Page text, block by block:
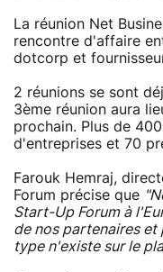
La réunion Net
rencontre d'affaire
dotcorp et
2 réunions se sont
3ème réunion aura
prochain. Plus de
d'entreprises et 70
Farouk Hemraj,
Forum précise que
Start-Up Forum à
de nos partenaires et
type n'existe sur le